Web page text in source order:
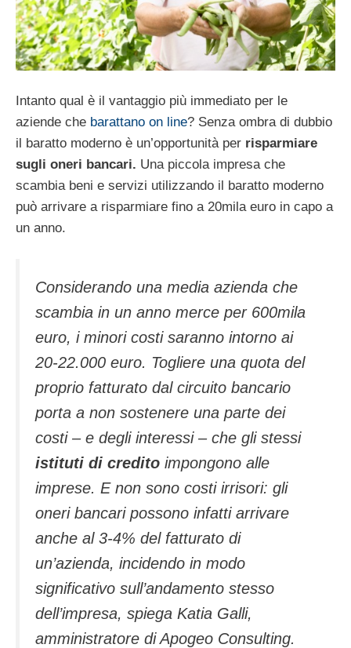
Intanto qual è il vantaggio più immediato per le
aziende che barattano on line? Senza ombra di dubbio
il baratto moderno è un’opportunità per risparmiare
sugli oneri bancari. Una piccola impresa che
scambia beni e servizi utilizzando il baratto moderno
può arrivare a risparmiare fino a 20mila euro in capo a
un anno.
Considerando una media azienda che
scambia in un anno merce per 600mila
euro, i minori costi saranno intorno ai
20-22.000 euro. Togliere una quota del
proprio fatturato dal circuito bancario
porta a non sostenere una parte dei
costi – e degli interessi – che gli stessi
istituti di credito impongono alle
imprese. E non sono costi irrisori: gli
oneri bancari possono infatti arrivare
anche al 3-4% del fatturato di
un’azienda, incidendo in modo
significativo sull’andamento stesso
dell’impresa, spiega Katia Galli,
amministratore di Apogeo Consulting.